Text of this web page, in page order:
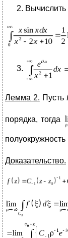
Вычислить
Лемма 2. Пусть
порядка, тогда
полуокружность |
Доказательство.